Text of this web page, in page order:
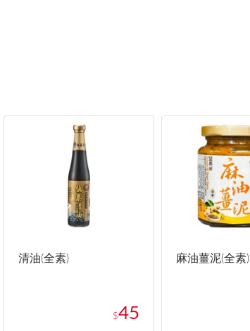
清油(全素)
$45
麻油薑泥(全素)